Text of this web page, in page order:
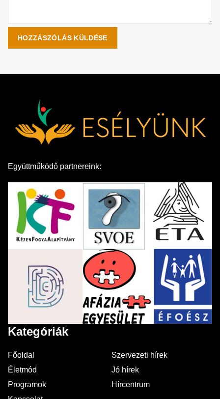
Együttműködő partnereink:
Kategóriák
Főoldal
Szervezeti hírek
Életmód
Jó hírek
Programok
Hírcentrum